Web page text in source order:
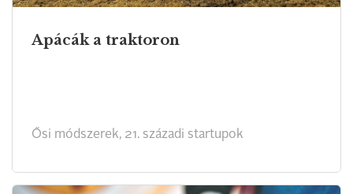
Apácák a traktoron
Ősi módszerek, 21. századi startupok